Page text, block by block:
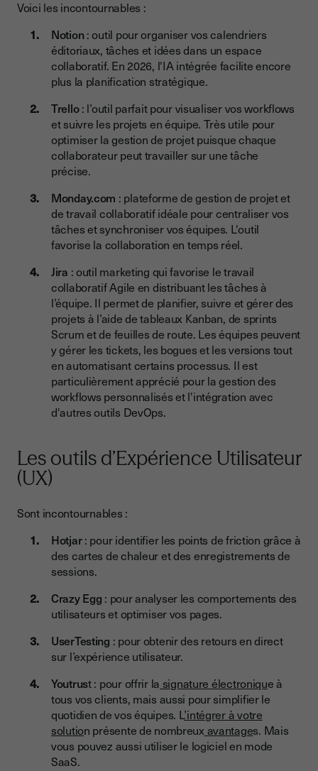
Les meilleurs outils de veille et de monitoring marketing
Les meilleurs outils marketing de fidélisation client
Les outils marketing clés de formation et de webinaires
Les meilleurs outils marketing d’automatisation et
d’intégration
Le mix parfait d’outils marketing pour 2026, ce qu’il faut
retenir
Voici les incontournables :
Notion: outil pour organiser vos calendriers
éditoriaux, tâches et idées dans un espace
collaboratif. En 2026, l'IA intégrée facilite encore
plus la planification stratégique.
Trello: l’outil parfait pour visualiser vos workflows
et suivre les projets en équipe. Très utile pour
optimiser la gestion de projet puisque chaque
collaborateur peut travailler sur une tâche
précise.
Monday.com : plateforme de gestion de projet et
de travail collaboratif idéale pour centraliser vos
tâches et synchroniser vos équipes. L'outil
favorise la collaboration en temps réel.
Jira : outil marketing qui favorise le travail
collaboratif Agile en distribuant les tâches à
l’équipe. Il permet de planifier, suivre et gérer des
projets à l’aide de tableaux Kanban, de sprints
Scrum et de feuilles de route. Les équipes peuvent
y gérer les tickets, les bogues et les versions tout
en automatisant certains processus. Il est
particulièrement apprécié pour la gestion des
workflows personnalisés et l'intégration avec
d'autres outils DevOps.
Les outils d’Expérience Utilisateur
(UX)
Sont incontournables :
Hotjar: pour identifier les points de friction grâce à
des cartes de chaleur et des enregistrements de
sessions.
Crazy Egg : pour analyser les comportements des
utilisateurs et optimiser vos pages.
UserTesting : pour obtenir des retours en direct
sur l’expérience utilisateur.
Youtrust : pour offrir la signature électronique à
tous vos clients, mais aussi pour simplifier le
quotidien de vos équipes. L’intégrer à votre
solution présente de nombreuxavantages. Mais
vous pouvez aussi utiliser le logiciel en mode
SaaS.